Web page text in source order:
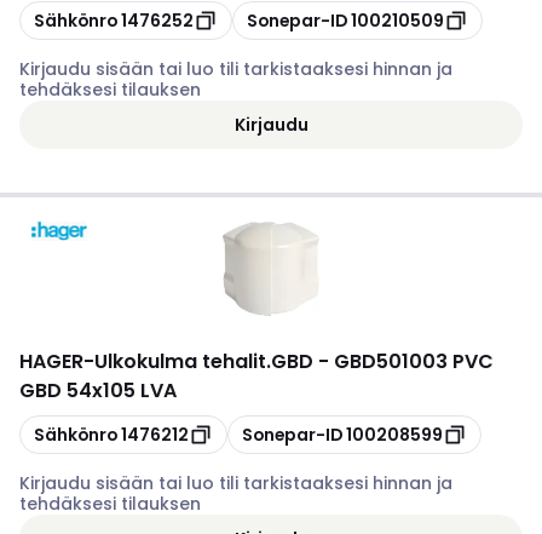
Kopioi
Sähkönro1476252 Kopioi
Sonepar-ID100210509
Kirjaudu sisään tai luo tili tarkistaaksesi hinnan ja
tehdäksesi tilauksen
Kirjaudu
HAGER-Ulkokulma tehalit.GBD - GBD501003 PVC
GBD 54x105 LVA
Kopioi
Sähkönro1476212 Kopioi
Sonepar-ID100208599
Kirjaudu sisään tai luo tili tarkistaaksesi hinnan ja
tehdäksesi tilauksen